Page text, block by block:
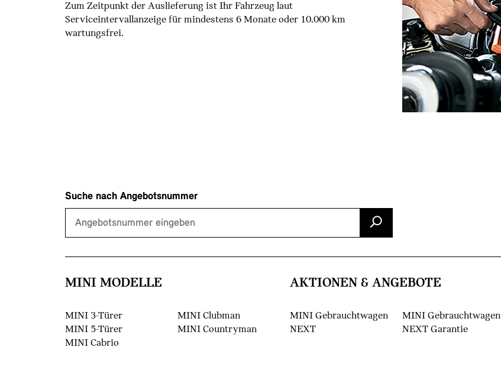
Zum Zeitpunkt der Auslieferung ist Ihr Fahrzeug laut
Serviceintervallanzeige für mindestens 6 Monate oder 10.000 km
wartungsfrei.
Suche nach Angebotsnummer
MINI MODELLE
MINI 3-Türer
MINI 5-Türer
MINI Cabrio
MINI Clubman
MINI Countryman
AKTIONEN & ANGEBOTE
MINI Gebrauchtwagen
NEXT
MINI Gebrauchtwagen
NEXT Garantie